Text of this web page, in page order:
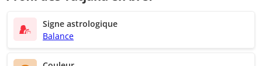
Signe astrologique
Balance